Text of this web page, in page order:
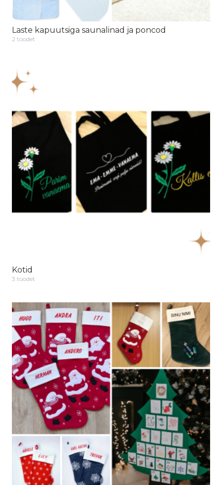
Laste kapuutsiga saunalinad ja poncod
2 toodet
Kotid
3 toodet